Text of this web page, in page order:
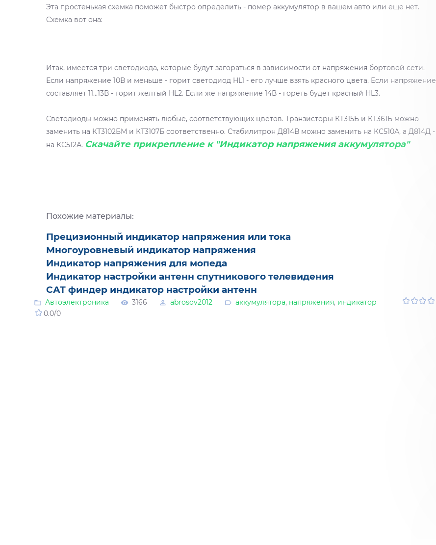
Эта простенькая схемка поможет быстро определить - помер аккумулятор в вашем авто или еще нет.
Схемка вот она:
Итак, имеется три светодиода, которые будут загораться в зависимости от напряжения бортовой сети.
Если напряжение 10В и меньше - горит светодиод HL1 - его лучше взять красного цвета. Если напряжение
составляет 11...13В - горит желтый HL2. Если же напряжение 14В - гореть будет красный HL3.
Светодиоды можно применять любые, соответствующих цветов. Транзисторы КТ315Б и КТ361Б можно
заменить на КТ3102БМ и КТ3107Б соответственно. Стабилитрон Д814В можно заменить на КС510А, а Д814Д -
на КС512А. Скачайте прикрепление к "Индикатор напряжения аккумулятора"
Похожие материалы:
Прецизионный индикатор напряжения или тока
Многоуровневый индикатор напряжения
Индикатор напряжения для мопеда
Индикатор настройки антенн спутникового телевидения
САТ финдер индикатор настройки антенн
Автоэлектроника 3166 abrosov2012 аккумулятора, напряжения, индикатор
0.0/0